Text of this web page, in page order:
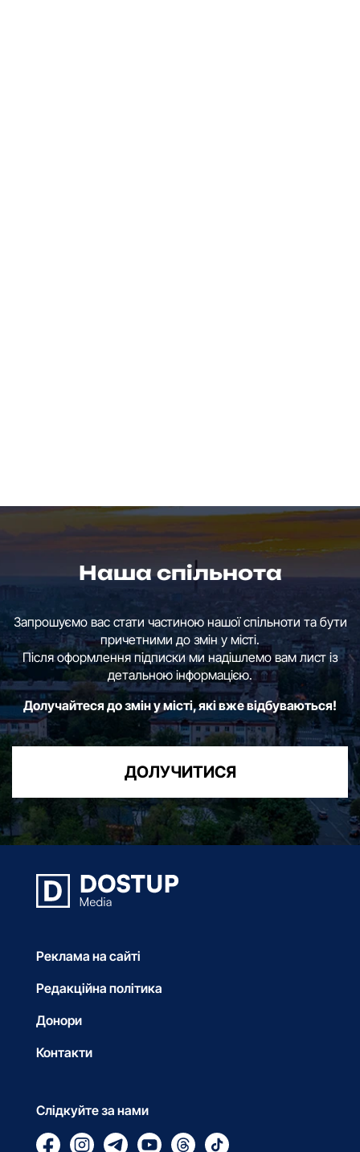
Наша спільнота
Запрошуємо вас стати частиною нашої спільноти та бути
причетними до змін у місті.
Після оформлення підписки ми надішлемо вам лист із
детальною інформацією.
Долучайтеся до змін у місті, які вже відбуваються!
ДОЛУЧИТИСЯ
Реклама на сайті
Редакційна політика
Донори
Контакти
Слідкуйте за нами